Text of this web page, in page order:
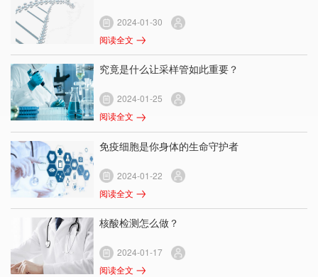
2024-01-30
阅读全文
究竟是什么让采样管如此重要？
2024-01-25
阅读全文
免疫细胞是你身体的生命守护者
2024-01-22
阅读全文
核酸检测怎么做？
2024-01-17
阅读全文